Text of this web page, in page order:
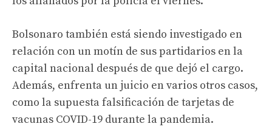
Bolsonaro también está siendo investigado en
relación con un motín de sus partidarios en la
capital nacional después de que dejó el cargo.
Además, enfrenta un juicio en varios otros casos,
como la supuesta falsificación de tarjetas de
vacunas COVID-19 durante la pandemia.